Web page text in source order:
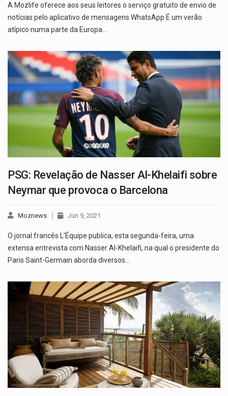
A Mozlife oferece aos seus leitores o serviço gratuito de envio de
notícias pelo aplicativo de mensagens WhatsApp É um verão
atípico numa parte da Europa…
PSG: Revelação de Nasser Al-Khelaifi sobre
Neymar que provoca o Barcelona
Moznews Jun 9, 2021
O jornal francês L'Équipe publica, esta segunda-feira, uma
extensa entrevista com Nasser Al-Khelaifi, na qual o presidente do
Paris Saint-Germain aborda diversos…